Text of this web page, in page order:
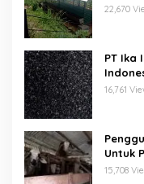
22,670
PT Ika
16,761
Untuk
15,708